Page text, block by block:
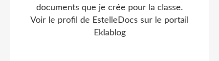
documents que je crée pour la classe.
Voir le profil de EstelleDocs sur le portail
Eklablog